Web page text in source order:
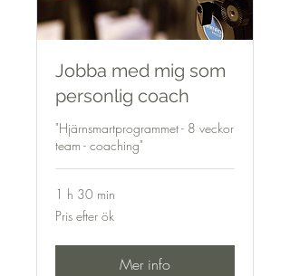
Jobba med mig som
personlig coach
"Hjärnsmartprogrammet - 8 veckor
team - coaching"
1 h 30 min
Pris
efter
Pris efter ök
Mer info